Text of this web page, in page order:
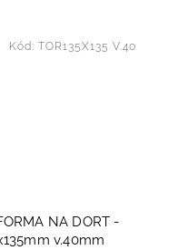
NA DORT -
v.40mm
Kód: TOR135X135 V.40